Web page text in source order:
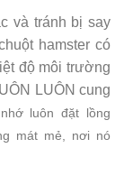
và tránh bị say
hamster có
độ môi trường
LUÔN cung
luôn đặt lồng
mát mẻ, nơi nó